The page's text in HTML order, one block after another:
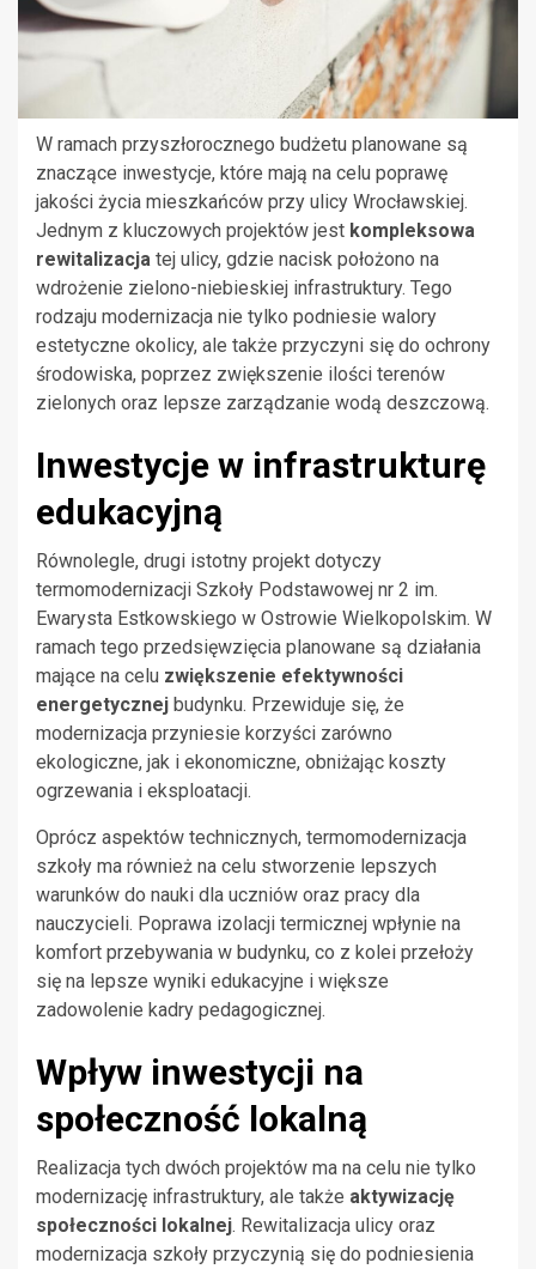
W ramach przyszłorocznego budżetu planowane są
znaczące inwestycje, które mają na celu poprawę
jakości życia mieszkańców przy ulicy Wrocławskiej.
Jednym z kluczowych projektów jest kompleksowa
rewitalizacja tej ulicy, gdzie nacisk położono na
wdrożenie zielono-niebieskiej infrastruktury. Tego
rodzaju modernizacja nie tylko podniesie walory
estetyczne okolicy, ale także przyczyni się do ochrony
środowiska, poprzez zwiększenie ilości terenów
zielonych oraz lepsze zarządzanie wodą deszczową.
Inwestycje w infrastrukturę
edukacyjną
Równolegle, drugi istotny projekt dotyczy
termomodernizacji Szkoły Podstawowej nr 2 im.
Ewarysta Estkowskiego w Ostrowie Wielkopolskim. W
ramach tego przedsięwzięcia planowane są działania
mające na celu zwiększenie efektywności
energetycznej budynku. Przewiduje się, że
modernizacja przyniesie korzyści zarówno
ekologiczne, jak i ekonomiczne, obniżając koszty
ogrzewania i eksploatacji.
Oprócz aspektów technicznych, termomodernizacja
szkoły ma również na celu stworzenie lepszych
warunków do nauki dla uczniów oraz pracy dla
nauczycieli. Poprawa izolacji termicznej wpłynie na
komfort przebywania w budynku, co z kolei przełoży
się na lepsze wyniki edukacyjne i większe
zadowolenie kadry pedagogicznej.
Wpływ inwestycji na
społeczność lokalną
Realizacja tych dwóch projektów ma na celu nie tylko
modernizację infrastruktury, ale także aktywizację
społeczności lokalnej. Rewitalizacja ulicy oraz
modernizacja szkoły przyczynią się do podniesienia